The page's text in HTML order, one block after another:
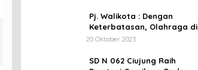
Pj. Walikota : Dengan
Keterbatasan, Olahraga di
Cimahi Harus Jadi Industri
20 Oktober 2023
SD N 062 Ciujung Raih